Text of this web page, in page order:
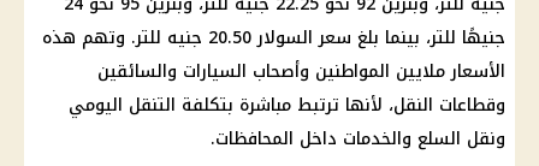
جنيهًا للتر، بينما بلغ سعر السولار 20.50 جنيه للتر. وتهم هذه
الأسعار ملايين المواطنين وأصحاب السيارات والسائقين
وقطاعات النقل، لأنها ترتبط مباشرة بتكلفة التنقل اليومي
ونقل السلع والخدمات داخل المحافظات.